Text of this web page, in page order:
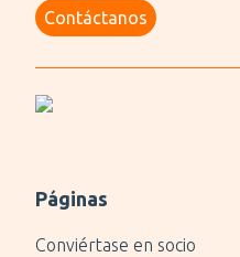
Contáctanos
Páginas
Conviértase en socio